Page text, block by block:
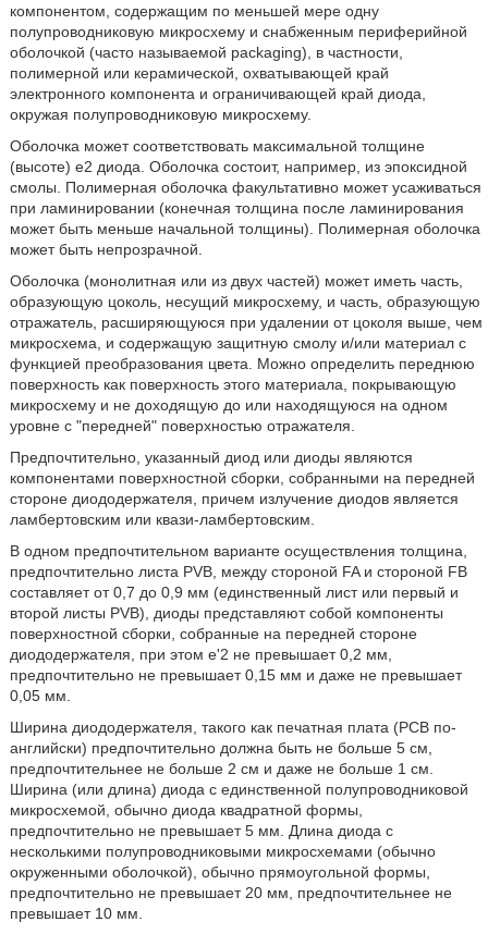
компонентом, содержащим по меньшей мере одну
полупроводниковую микросхему и снабженным периферийной
оболочкой (часто называемой packaging), в частности,
полимерной или керамической, охватывающей край
электронного компонента и ограничивающей край диода,
окружая полупроводниковую микросхему.
Оболочка может соответствовать максимальной толщине
(высоте) e2 диода. Оболочка состоит, например, из эпоксидной
смолы. Полимерная оболочка факультативно может усаживаться
при ламинировании (конечная толщина после ламинирования
может быть меньше начальной толщины). Полимерная оболочка
может быть непрозрачной.
Оболочка (монолитная или из двух частей) может иметь часть,
образующую цоколь, несущий микросхему, и часть, образующую
отражатель, расширяющуюся при удалении от цоколя выше, чем
микросхема, и содержащую защитную смолу и/или материал с
функцией преобразования цвета. Можно определить переднюю
поверхность как поверхность этого материала, покрывающую
микросхему и не доходящую до или находящуюся на одном
уровне с "передней" поверхностью отражателя.
Предпочтительно, указанный диод или диоды являются
компонентами поверхностной сборки, собранными на передней
стороне диододержателя, причем излучение диодов является
ламбертовским или квази-ламбертовским.
В одном предпочтительном варианте осуществления толщина,
предпочтительно листа PVB, между стороной FA и стороной FB
составляет от 0,7 до 0,9 мм (единственный лист или первый и
второй листы PVB), диоды представляют собой компоненты
поверхностной сборки, собранные на передней стороне
диододержателя, при этом e'2 не превышает 0,2 мм,
предпочтительно не превышает 0,15 мм и даже не превышает
0,05 мм.
Ширина диододержателя, такого как печатная плата (PCB по-
английски) предпочтительно должна быть не больше 5 см,
предпочтительнее не больше 2 см и даже не больше 1 см.
Ширина (или длина) диода с единственной полупроводниковой
микросхемой, обычно диода квадратной формы,
предпочтительно не превышает 5 мм. Длина диода с
несколькими полупроводниковыми микросхемами (обычно
окруженными оболочкой), обычно прямоугольной формы,
предпочтительно не превышает 20 мм, предпочтительнее не
превышает 10 мм.